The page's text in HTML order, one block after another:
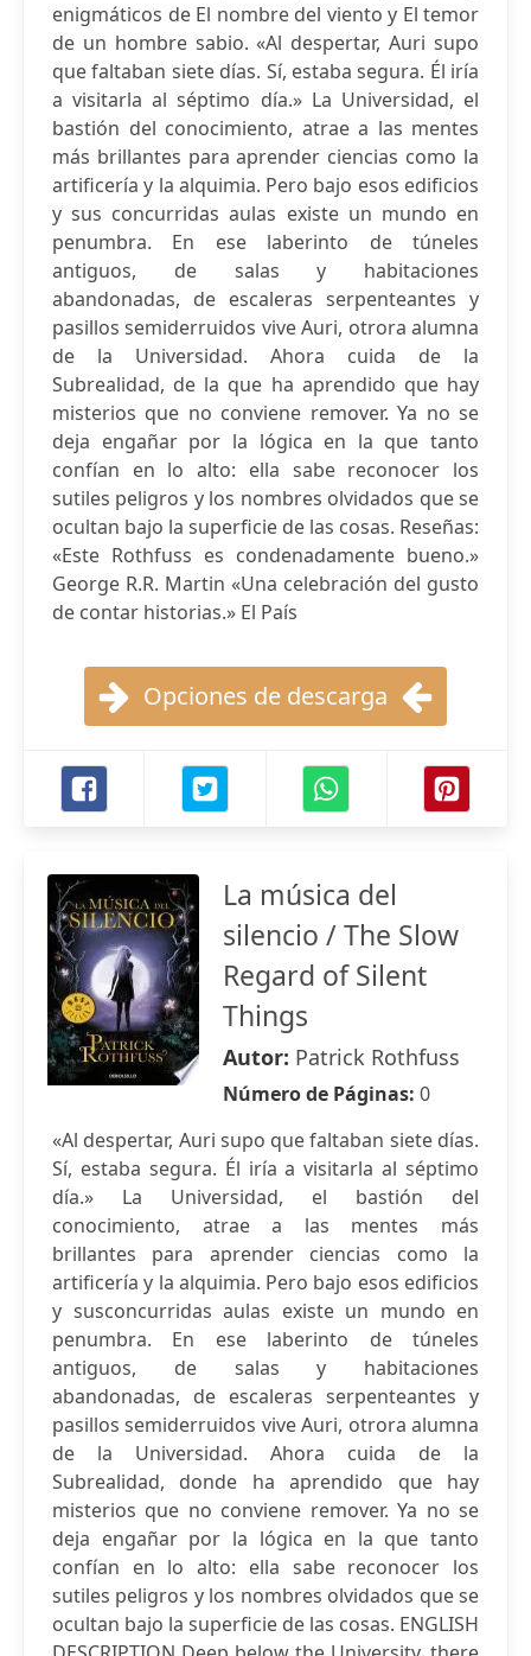
enigmáticos de El nombre del viento y El temor
de un hombre sabio. «Al despertar, Auri supo
que faltaban siete días. Sí, estaba segura. Él iría
a visitarla al séptimo día.» La Universidad, el
bastión del conocimiento, atrae a las mentes
más brillantes para aprender ciencias como la
artificería y la alquimia. Pero bajo esos edificios
y sus concurridas aulas existe un mundo en
penumbra. En ese laberinto de túneles
antiguos, de salas y habitaciones
abandonadas, de escaleras serpenteantes y
pasillos semiderruidos vive Auri, otrora alumna
de la Universidad. Ahora cuida de la
Subrealidad, de la que ha aprendido que hay
misterios que no conviene remover. Ya no se
deja engañar por la lógica en la que tanto
confían en lo alto: ella sabe reconocer los
sutiles peligros y los nombres olvidados que se
ocultan bajo la superficie de las cosas. Reseñas:
«Este Rothfuss es condenadamente bueno.»
George R.R. Martin «Una celebración del gusto
de contar historias.» El País
Opciones de descarga
La música del
silencio / The Slow
Regard of Silent
Things
Autor: Patrick Rothfuss
Número de Páginas: 0
«Al despertar, Auri supo que faltaban siete días.
Sí, estaba segura. Él iría a visitarla al séptimo
día.» La Universidad, el bastión del
conocimiento, atrae a las mentes más
brillantes para aprender ciencias como la
artificería y la alquimia. Pero bajo esos edificios
y susconcurridas aulas existe un mundo en
penumbra. En ese laberinto de túneles
antiguos, de salas y habitaciones
abandonadas, de escaleras serpenteantes y
pasillos semiderruidos vive Auri, otrora alumna
de la Universidad. Ahora cuida de la
Subrealidad, donde ha aprendido que hay
misterios que no conviene remover. Ya no se
deja engañar por la lógica en la que tanto
confían en lo alto: ella sabe reconocer los
sutiles peligros y los nombres olvidados que se
ocultan bajo la superficie de las cosas. ENGLISH